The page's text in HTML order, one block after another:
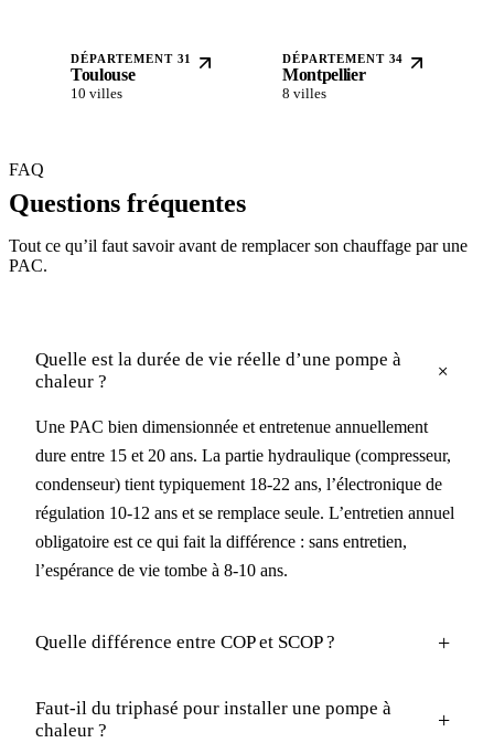
DÉPARTEMENT 31
Toulouse
10 villes
DÉPARTEMENT 34
Montpellier
8 villes
FAQ
Questions fréquentes
Tout ce qu’il faut savoir avant de remplacer son chauffage par une
PAC.
Quelle est la durée de vie réelle d’une pompe à
chaleur ?
+
Une PAC bien dimensionnée et entretenue annuellement
dure entre 15 et 20 ans. La partie hydraulique (compresseur,
condenseur) tient typiquement 18-22 ans, l’électronique de
régulation 10-12 ans et se remplace seule. L’entretien annuel
obligatoire est ce qui fait la différence : sans entretien,
l’espérance de vie tombe à 8-10 ans.
Quelle différence entre COP et SCOP ? +
Faut-il du triphasé pour installer une pompe à
chaleur ?
+